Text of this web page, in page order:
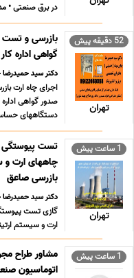
در برق صنعتی •
اتوماسیون
کلیدها- سوییچ
52 دقیقه پیش
تهران
بازرسی و تست
گواهی اداره کار
دکتر سید
اجرای چاه ارت
صدور گواهی
بازرسی و تست
کار چاه ارت
1 ساعت پیش
تهران
تست پیوستگی
چاههای ارت و
بازرسی صاعق
دکتر سید
گازی تست
ارت و سیستم
صدور گواهی
پیوستگی و
1 ساعت پیش
مشاور طراح
اتوماسیون